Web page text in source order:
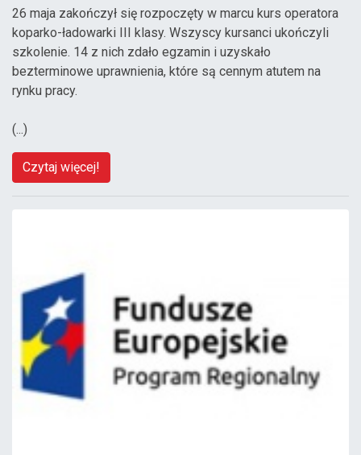
26 maja zakończył się rozpoczęty w marcu kurs operatora
koparko-ładowarki III klasy. Wszyscy kursanci ukończyli
szkolenie. 14 z nich zdało egzamin i uzyskało
bezterminowe uprawnienia, które są cennym atutem na
rynku pracy.
(...)
Czytaj więcej!